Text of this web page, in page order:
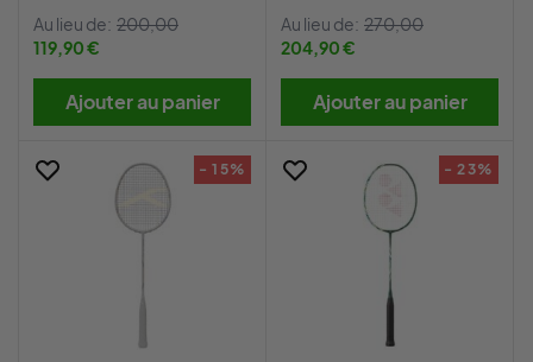
Au lieu de: 200,00
119,90 €
Ajouter au panier
Au lieu de: 270,00
204,90 €
Ajouter au panier
- 15% - 23%